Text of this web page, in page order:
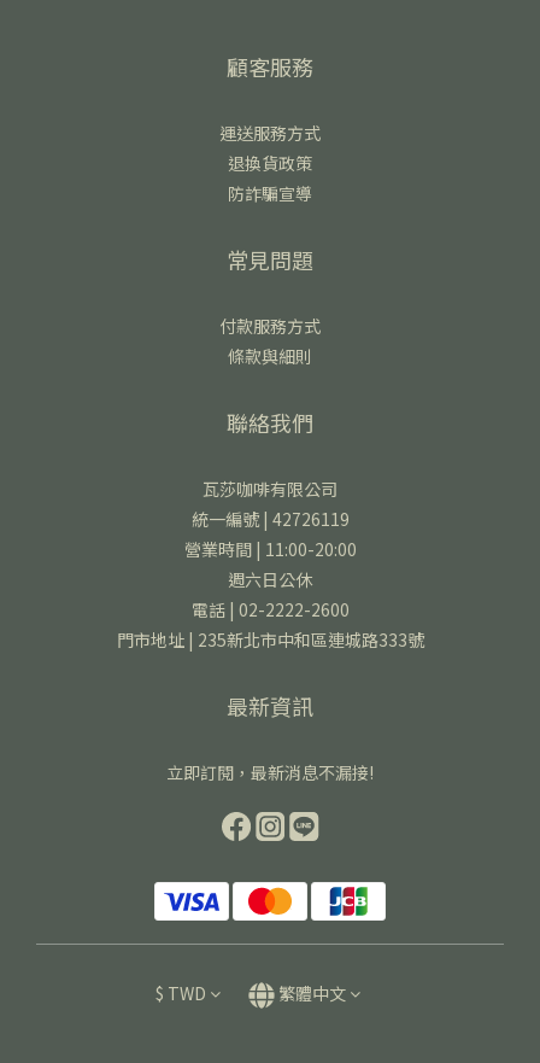
顧客服務
運送服務方式
退換貨政策
防詐騙宣導
常見問題
付款服務方式
條款與細則
聯絡我們
瓦莎咖啡有限公司
統一編號 | 42726119
營業時間 | 11:00-20:00
週六日公休
電話 | 02-2222-2600
門市地址 | 235新北市中和區連城路333號
最新資訊
立即訂閱，最新消息不漏接!
$ TWD 繁體中文